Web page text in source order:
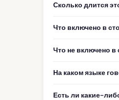
Сколько длится
Что включено в
Что не включено в
На каком языке
Есть ли какие-